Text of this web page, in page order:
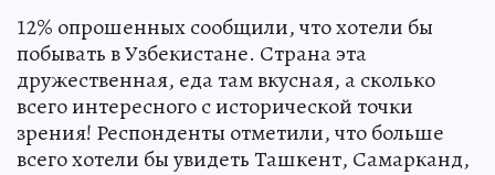
12% опрошенных сообщили, что хотели бы
побывать в Узбекистане. Страна эта
дружественная, еда там вкусная, а сколько
всего интересного с исторической точки
зрения! Респонденты отметили, что больше
всего хотели бы увидеть Ташкент, Самарканд,